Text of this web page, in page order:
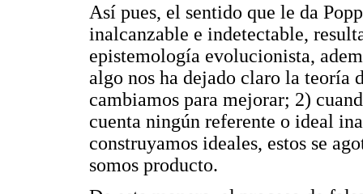
Así pues, el sentido que le da
inalcanzable e indetectable,
epistemología evolucionista,
algo nos ha dejado claro la teoría
cambiamos para mejorar; 2)
cuenta ningún referente o ideal
construyamos ideales, estos se
somos producto.